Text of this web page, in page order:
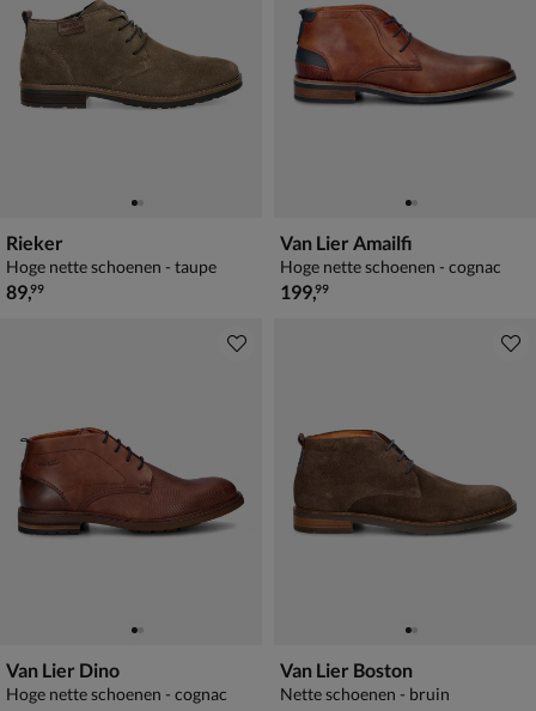
Rieker
Hoge nette schoenen - taupe
€ 89,99
89,99
Van Lier Amailfi
Hoge nette schoenen - cognac
€ 199,99
199,99
Van Lier Dino
Hoge nette schoenen - cognac
Van Lier Boston
Nette schoenen - bruin